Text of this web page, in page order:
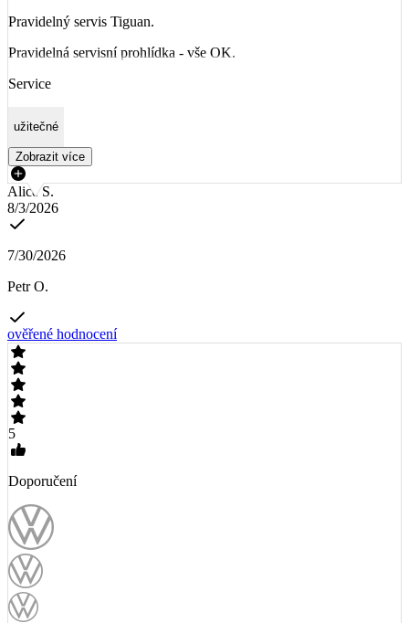
Pravidelný servis Tiguan.
Pravidelná servisní prohlídka - vše OK.
Service
užitečné
Zobrazit více
Alice S.
8/3/2026
7/30/2026
Petr O.
ověřené hodnocení
5
Doporučení